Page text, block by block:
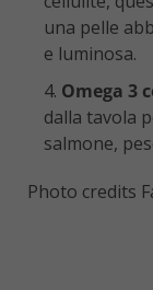
una pelle
e luminosa.
Omega 3
dalla tavola
salmone,
Photo credits